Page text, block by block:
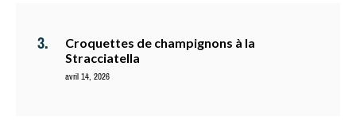
Croquettes de champignons à la
Stracciatella
avril 14, 2026